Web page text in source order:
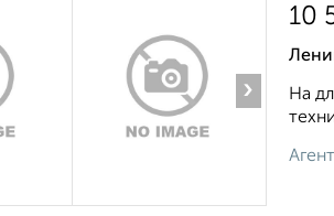
›
10
На